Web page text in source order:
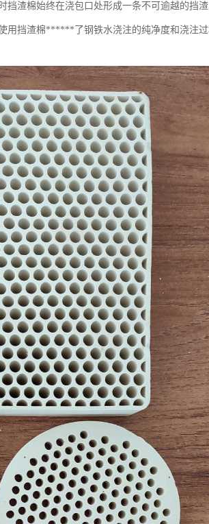
渣棉始终在浇包口处形成一条不可逾越的挡
用挡渣棉******了钢铁水浇注的纯净度和浇注